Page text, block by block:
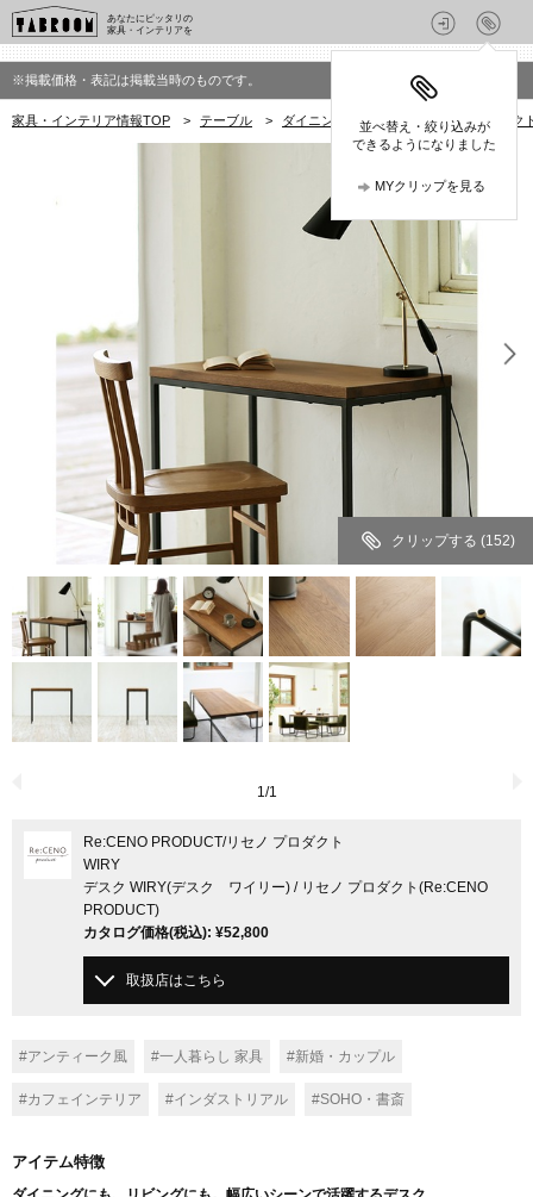
あなたにピッタリの
家具・インテリアを
並べ替え・絞り込みが
できるようになりました
MYクリップを見る
※掲載価格・表記は掲載当時のものです。
家具・インテリア情報TOP > テーブル > ダイニングテーブル リセノ プロダク
クリップする (152)
1/1
Re:CENO PRODUCT/リセノ プロダクト
WIRY
デスク WIRY(デスク ワイリー) / リセノ プロダクト(Re:CENO
PRODUCT)
カタログ価格(税込): ¥52,800
取扱店はこちら
#アンティーク風 #一人暮らし 家具 #新婚・カップル
#カフェインテリア #インダストリアル #SOHO・書斎
アイテム特徴